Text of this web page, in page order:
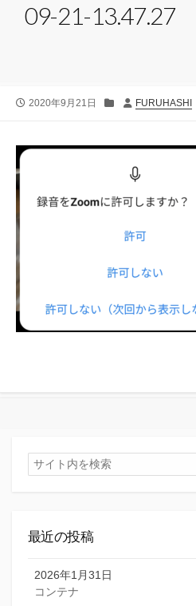
09-21-13.47.27
公
2020年9月21日
リ
投
FURUHASHI
検
索
最近の投稿
2026年1月31日
コンテナ